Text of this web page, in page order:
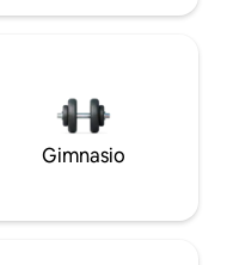
Gimnasio